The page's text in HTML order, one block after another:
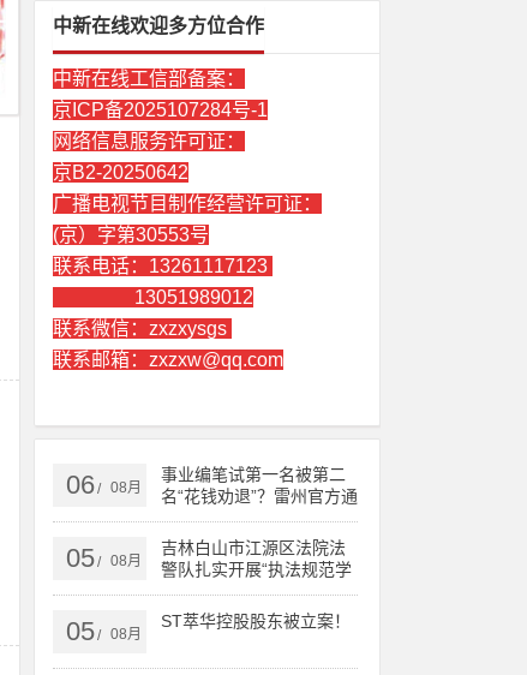
中新在线欢迎多方位合作
中新在线工信部备案：
京ICP备2025107284号-1
网络信息服务许可证：
京B2-20250642
广播电视节目制作经营许可证：
(京）字第30553号
联系电话：13261117123
13051989012
联系微信：zxzxysgs
联系邮箱：zxzxw@qq.com
06/ 08月
事业编笔试第一名被第二
名“花钱劝退”？雷州官方通
报
05/ 08月
吉林白山市江源区法院法
警队扎实开展“执法规范学
习年”活动
05/ 08月
ST萃华控股股东被立案！